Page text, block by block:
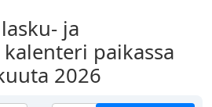
ja
paikassa
2026